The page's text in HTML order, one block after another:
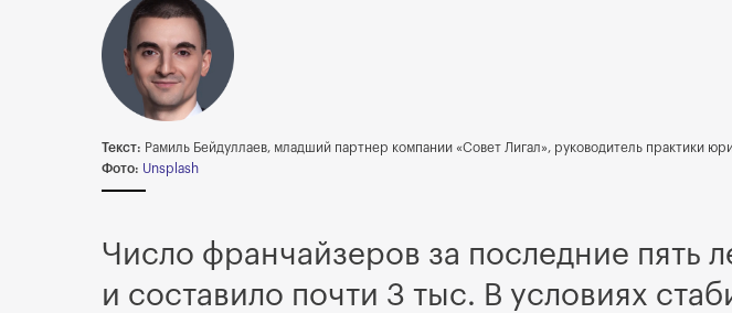
Текст: Рамиль Бейдуллаев, младший партнер компании «Совет Лигал», руководитель практики
Фото: Unsplash
Число франчайзеров за последние пять
и составило почти 3 тыс. В условиях